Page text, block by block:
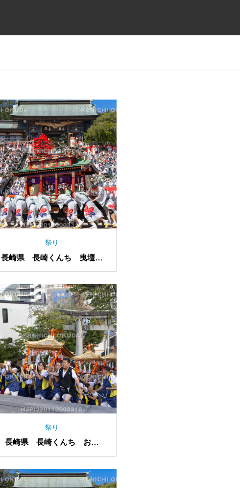
祭り
長崎県 長崎くんち 曳壇尻
（新大工町）
祭り
長崎県 長崎くんち お上
り 神輿